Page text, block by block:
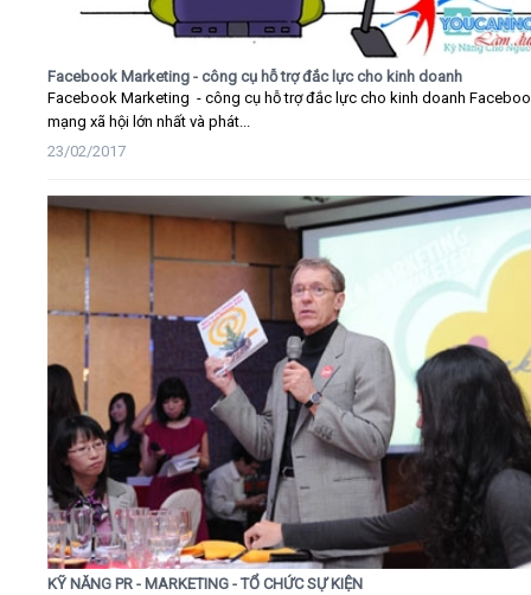
Facebook Marketing - công cụ hỗ trợ đắc lực cho kinh doanh
Facebook Marketing - công cụ hỗ trợ đắc lực cho kinh doanh
mạng xã hội lớn nhất và phát...
23/02/2017
KỸ NĂNG PR - MARKETING - TỔ CHỨC SỰ KIỆN